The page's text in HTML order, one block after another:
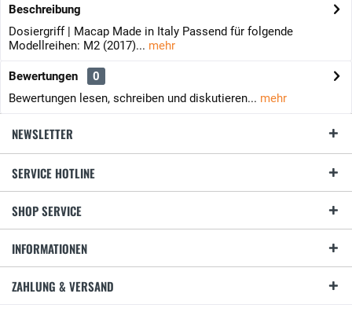
Beschreibung
Dosiergriff | Macap Made in Italy Passend für folgende
Modellreihen: M2 (2017)... mehr
Bewertungen
0
Bewertungen lesen, schreiben und diskutieren... mehr
NEWSLETTER
SERVICE HOTLINE
SHOP SERVICE
INFORMATIONEN
ZAHLUNG & VERSAND